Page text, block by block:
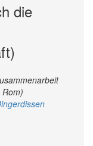
die